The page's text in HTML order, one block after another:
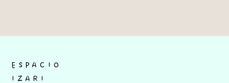
ESPACIO
IZARI